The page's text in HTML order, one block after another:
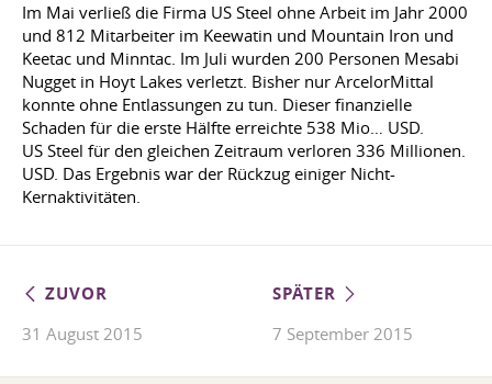
Im Mai verließ die Firma US Steel ohne Arbeit im Jahr 2000
und 812 Mitarbeiter im Keewatin und Mountain Iron und
Keetac und Minntac. Im Juli wurden 200 Personen Mesabi
Nugget in Hoyt Lakes verletzt. Bisher nur ArcelorMittal
konnte ohne Entlassungen zu tun. Dieser finanzielle
Schaden für die erste Hälfte erreichte 538 Mio… USD.
US Steel für den gleichen Zeitraum verloren 336 Millionen.
USD. Das Ergebnis war der Rückzug einiger Nicht-
Kernaktivitäten.
ZUVOR
31 August 2015
SPÄTER
7 September 2015